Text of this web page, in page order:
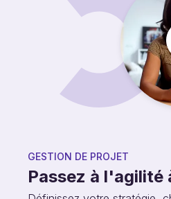
GESTION DE PROJET
Passez à l'agilité